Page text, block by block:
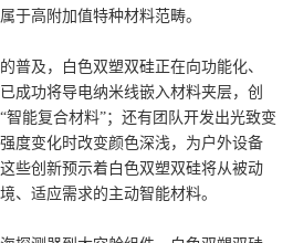
于高附加值特种材料范畴。
普及，白色双塑双硅正在向功能化、
成功将导电纳米线嵌入材料夹层，创
能复合材料”；还有团队开发出光致变
度变化时改变颜色深浅，为户外设备
些创新预示着白色双塑双硅将从被动
、适应需求的主动智能材料。